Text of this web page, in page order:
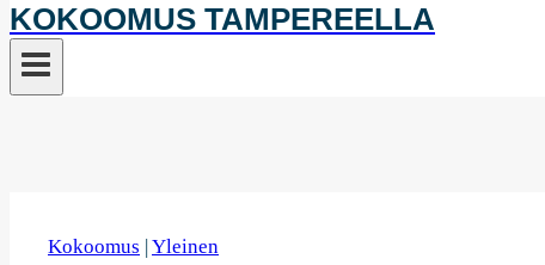
KOKOOMUS TAMPEREELLA
Kokoomus |Yleinen